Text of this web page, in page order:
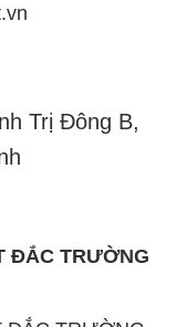
ĐẮC TRƯỜNG